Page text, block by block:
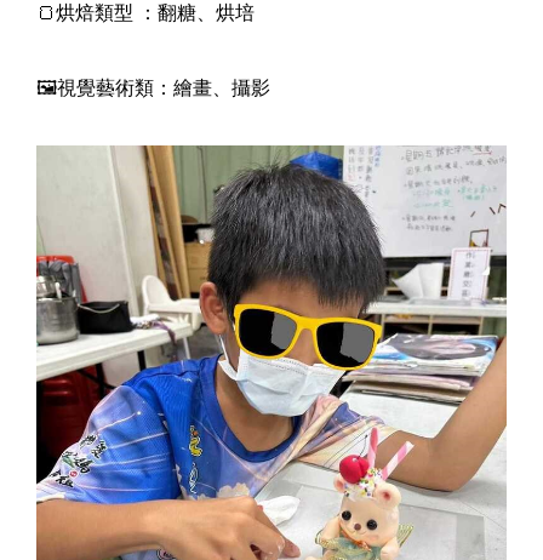
🍞烘焙類型 ：翻糖、烘培
🖼️視覺藝術類：繪畫、攝影